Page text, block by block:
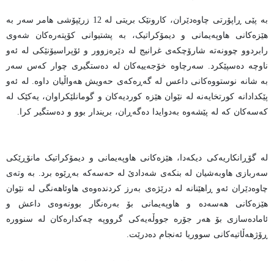
بە پێی ڕاپۆرتی چاوەدێران، کارونێک بریتی لە 12 زرێپۆشی هامر سەر بە
هێزەکانی هاوپەیمانی و دیمۆکراتیک، بە پشتیوانی کۆپتەرەکان شەوی
رابردوو چوونەتە شارۆچکەی غرانیج لە دێرەزوور و ئۆپراسیۆنێکی لە ئەو
ناوچە دەسپێکرد. سەرچاوە خۆجەییەکان لە دەستگیری چوار کەس سەر
بە شانە نوستووەکانی داعس لە گەڕەکەی حەویش هەواڵیان داوە. لە ئەو
پێکدادانە کورتخایەنە لە نێوان هێزە کوردیەکان و گومانلێکراوان، یەکێک لە
کەسەکان کە لە پێشەوە بەدوایدا دەگەڕان، بریندار بوو و دەستگیر کرا.
لە گۆڕانکاریەکی دیکەدا، هێزەکانی هاوپەیمانی و دیمۆکراتیک مانۆڕێکی
سەربازی هاوبەشیان لە بنکەی شەدادێ لە حەسەکە بەڕێوە برد. بە وتەی
چاوەدێران ئەو ڕاهێنانە لە درێژەی بەرز کردندەوەی هاوئاهەنگی لە نێوان
هێزەکانی هەسەدە و هاوپەیمانی بۆ بەرەنگار بوونەوەی داعش و
ئامادەسازی بۆ هەر جۆرە جووڵەیەکی گرووپە چەکدارەکان لە سنوورە
ڕۆژهەڵاتیەکانی سووریا ئەنجام دەدرێت.